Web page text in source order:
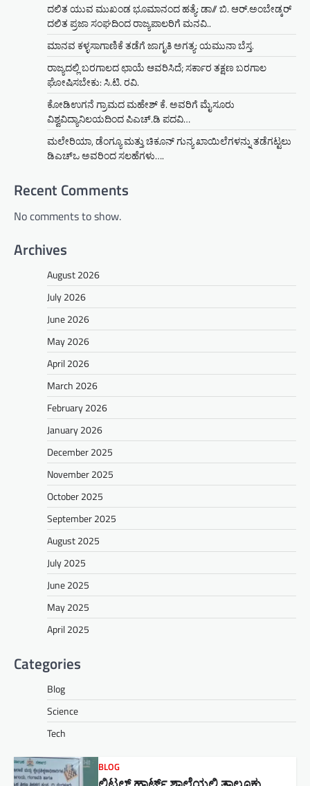
ದಲಿತ ಯುವ ಮುಖಂಡ ಭೂಮಾನಂದ ಹತ್ಯೆ: ಡಾ// ಬಿ. ಆರ್.ಅಂಬೇಡ್ಕರ್
ದಲಿತ ಪ್ರಜಾ ಸಂಘದಿಂದ ರಾಜ್ಯಪಾಲರಿಗೆ ಮನವಿ..
ಮಾನವ ಕಳ್ಳಸಾಗಾಣಿಕೆ ತಡೆಗೆ ಜಾಗೃತಿ ಅಗತ್ಯ: ಯಮುನಾ ಬೆಸ್ತ.
ರಾಜ್ಯದಲ್ಲಿ ಬರಗಾಲದ ಛಾಯೆ ಆವರಿಸಿದೆ; ಸರ್ಕಾರ ತಕ್ಷಣ ಬರಗಾಲ
ಘೋಷಿಸಬೇಕು: ಸಿ.ಟಿ. ರವಿ.
ಕೋಡಿಉಗನೆ ಗ್ರಾಮದ ಮಹೇಶ್ ಕೆ. ಅವರಿಗೆ ಮೈಸೂರು
ವಿಶ್ವವಿದ್ಯಾನಿಲಯದಿಂದ ಪಿಎಚ್.ಡಿ ಪದವಿ…
ಮಲೇರಿಯಾ, ಡೆಂಗ್ಯೂ ಮತ್ತು ಚಿಕೂನ್ ಗುನ್ಯ ಖಾಯಿಲೆಗಳನ್ನು ತಡೆಗಟ್ಟಲು
ಡಿಎಚ್‌ಒ ಅವರಿಂದ ಸಲಹೆಗಳು….
Recent Comments
No comments to show.
Archives
August 2026
July 2026
June 2026
May 2026
April 2026
March 2026
February 2026
January 2026
December 2025
November 2025
October 2025
September 2025
August 2025
July 2025
June 2025
May 2025
April 2025
Categories
Blog
Science
Tech
BLOG